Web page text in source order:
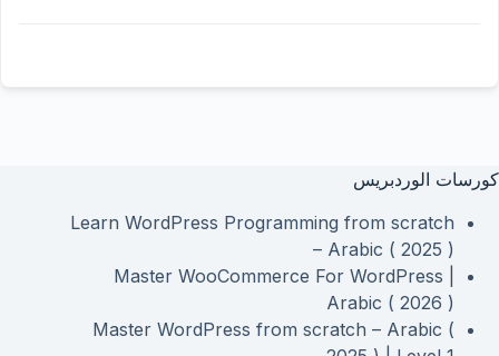
كورسات الوردبريس
Learn WordPress Programming from scratch
– Arabic ( 2025 )
Master WooCommerce For WordPress |
Arabic ( 2026 )
Master WordPress from scratch – Arabic (